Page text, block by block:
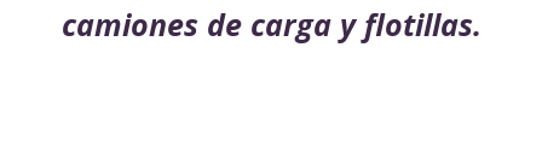
camiones de carga y flotillas.